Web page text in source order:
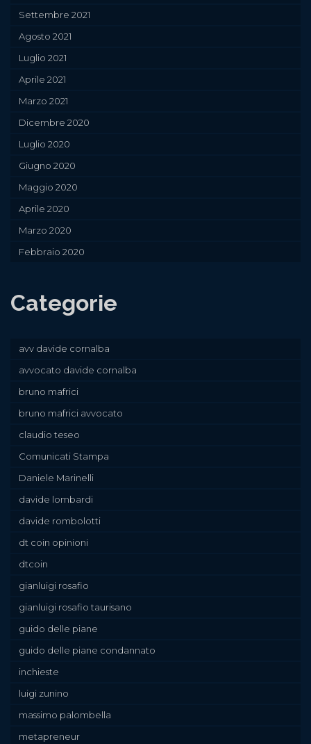
Settembre 2021
Agosto 2021
Luglio 2021
Aprile 2021
Marzo 2021
Dicembre 2020
Luglio 2020
Giugno 2020
Maggio 2020
Aprile 2020
Marzo 2020
Febbraio 2020
Categorie
avv davide cornalba
avvocato davide cornalba
bruno mafrici
bruno mafrici avvocato
claudio teseo
Comunicati Stampa
Daniele Marinelli
davide lombardi
davide rombolotti
dt coin opinioni
dtcoin
gianluigi rosafio
gianluigi rosafio taurisano
guido delle piane
guido delle piane condannato
inchieste
luigi zunino
massimo palombella
metapreneur